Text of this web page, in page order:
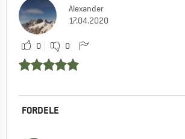
Alexander
17.04.2020
0 0
FORDELE